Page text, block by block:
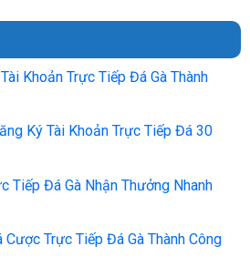
Khoản Trực Tiếp Đá Gà Thành
Ký Tài Khoản Trực Tiếp Đá 30
Tiếp Đá Gà Nhận Thưởng Nhanh
Cược Trực Tiếp Đá Gà Thành Công